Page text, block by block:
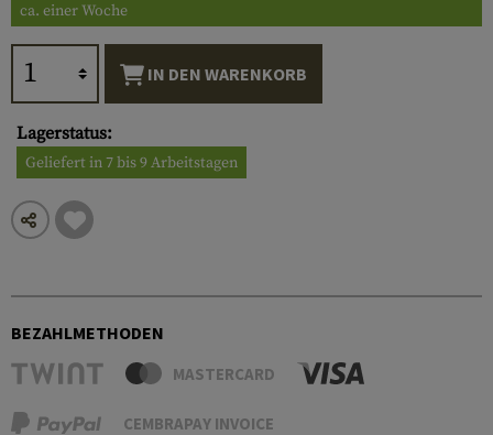
ca. einer Woche
IN DEN WARENKORB
Lagerstatus:
Geliefert in 7 bis 9 Arbeitstagen
BEZAHLMETHODEN
MASTERCARD
CEMBRAPAY INVOICE